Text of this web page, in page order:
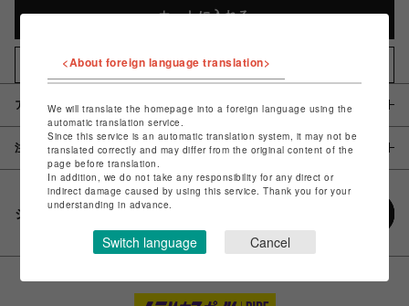
カートに入れる
お気に入りアイテムに追加
アイテム説明 / 素材
注意事項
シェアする
<About foreign language translation>
We will translate the homepage into a foreign language using the
automatic translation service.
Since this service is an automatic translation system, it may not be
translated correctly and may differ from the original content of the
page before translation.
In addition, we do not take any responsibility for any direct or
indirect damage caused by using this service. Thank you for your
understanding in advance.
Switch language Cancel